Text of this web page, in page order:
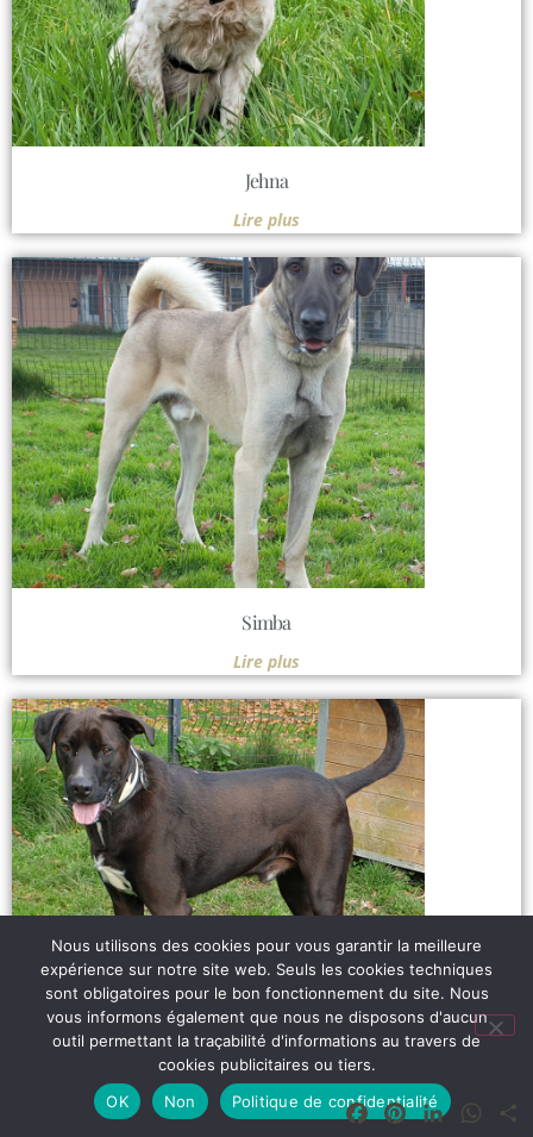
Jehna
Lire plus
Simba
Lire plus
Patou
Lire plus Facebook
PinterestLinkedIn
Nous utilisons des cookies pour vous garantir la meilleure
expérience sur notre site web. Seuls les cookies techniques
sont obligatoires pour le bon fonctionnement du site. Nous
vous informons également que nous ne disposons d'aucun
outil permettant la traçabilité d'informations au travers de
cookies publicitaires ou tiers.
OK
Non Politique de confidentialité